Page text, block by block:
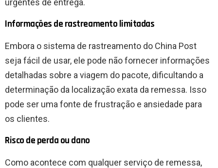
urgentes de entrega.
Informações de rastreamento limitadas
Embora o sistema de rastreamento do China Post
seja fácil de usar, ele pode não fornecer informações
detalhadas sobre a viagem do pacote, dificultando a
determinação da localização exata da remessa. Isso
pode ser uma fonte de frustração e ansiedade para
os clientes.
Risco de perda ou dano
Como acontece com qualquer serviço de remessa,